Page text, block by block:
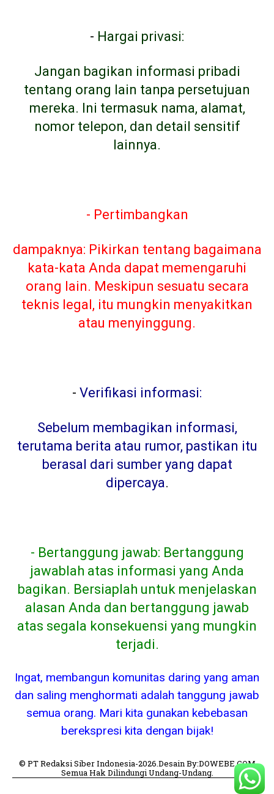
- Hargai privasi:
Jangan bagikan informasi pribadi
tentang orang lain tanpa persetujuan
mereka. Ini termasuk nama, alamat,
nomor telepon, dan detail sensitif
lainnya.
- Pertimbangkan
dampaknya: Pikirkan tentang bagaimana
kata-kata Anda dapat memengaruhi
orang lain. Meskipun sesuatu secara
teknis legal, itu mungkin menyakitkan
atau menyinggung.
- Verifikasi informasi:
Sebelum membagikan informasi,
terutama berita atau rumor, pastikan itu
berasal dari sumber yang dapat
dipercaya.
- Bertanggung jawab: Bertanggung
jawablah atas informasi yang Anda
bagikan. Bersiaplah untuk menjelaskan
alasan Anda dan bertanggung jawab
atas segala konsekuensi yang mungkin
terjadi.
Ingat, membangun komunitas daring yang aman
dan saling menghormati adalah tanggung jawab
semua orang. Mari kita gunakan kebebasan
berekspresi kita dengan bijak!
© PT Redaksi Siber Indonesia-2026.Desain By:DOWEBE.COM
Semua Hak Dilindungi Undang-Undang.